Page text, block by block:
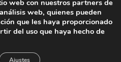
JAFEP |
los derechos reservados.
web con nuestros partners de
web, quienes pueden
que les haya proporcionado
del uso que haya hecho de
Ajustes